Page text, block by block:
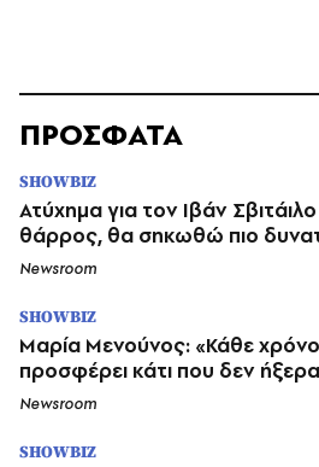
ΠΡΟΣΦΑΤΑ
SHOWBIZ
Ατύχημα για τον Ιβάν
θάρρος, θα σηκωθώ πιο
Newsroom
SHOWBIZ
Μαρία Μενούνος: «Κάθε
προσφέρει κάτι που δεν ήξερα
Newsroom
SHOWBIZ